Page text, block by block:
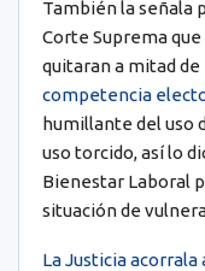
También la señala
Corte Suprema
quitaran a mitad de
competencia
humillante del uso
uso torcido, así lo
Bienestar Laboral
situación de
La Justicia